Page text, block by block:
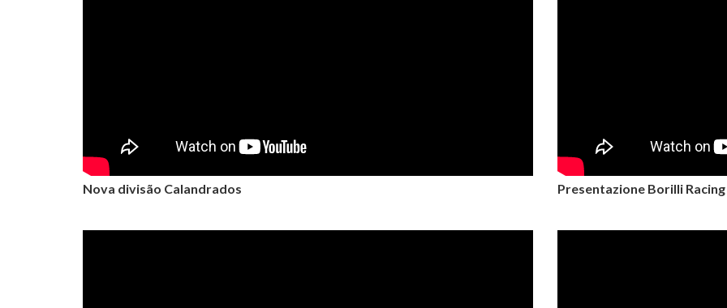
Nova divisão Calandrados Presentazione Borilli